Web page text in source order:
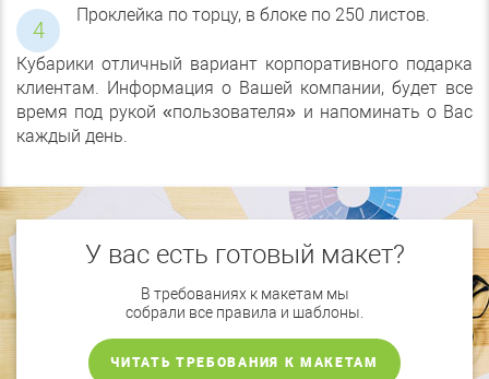
Проклейка по торцу, в блоке по 250 листов.
Кубарики отличный вариант корпоративного подарка
клиентам. Информация о Вашей компании, будет все
время под рукой «пользователя» и напоминать о Вас
каждый день.
У вас есть готовый макет?
В требованиях к макетам мы
собрали все правила и шаблоны.
ЧИТАТЬ ТРЕБОВАНИЯ К МАКЕТАМ